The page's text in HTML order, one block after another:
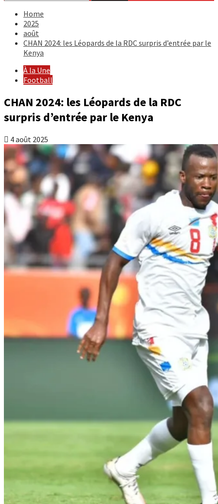
Home
2025
août
CHAN 2024: les Léopards de la RDC surpris d’entrée par le
Kenya
À la Une
Football
CHAN 2024: les Léopards de la RDC
surpris d’entrée par le Kenya
4 août 2025